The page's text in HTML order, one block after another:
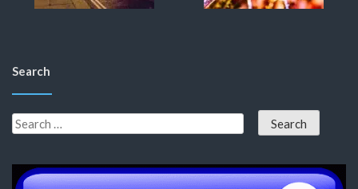
Search